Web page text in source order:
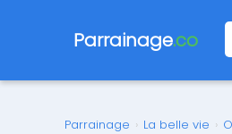
Parrainage.co
Parrainage › La belle vie ›